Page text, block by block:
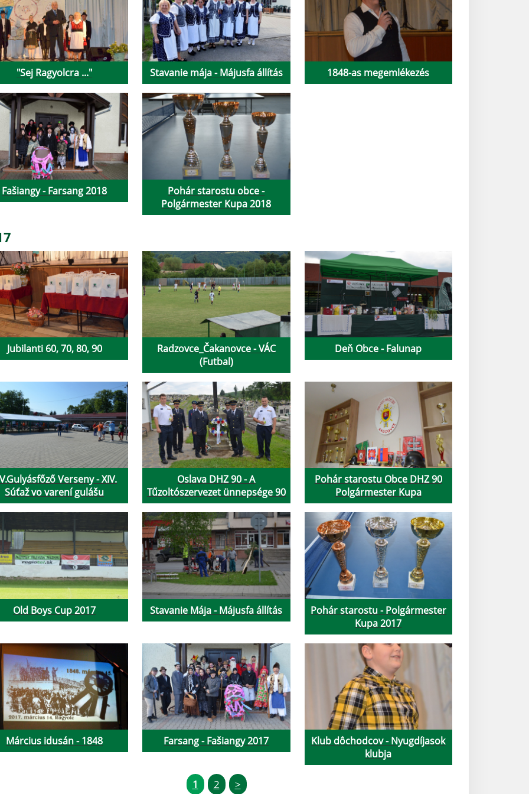
"Sej Ragyolcra ..." Stavanie mája - Májusfa állítás 1848-as megemlékezés
Fašiangy - Farsang 2018
Pohár starostu obce -
Polgármester Kupa 2018
Jubilanti 60, 70, 80, 90
Radzovce_Čakanovce - VÁC
(Futbal)
Deň Obce - Falunap
Verseny - XIV.
Súťaž vo varení gulášu
Oslava DHZ 90 - A
Tűzoltószervezet ünnepsége 90
Pohár starostu Obce DHZ 90
Polgármester Kupa
Old Boys Cup 2017 Stavanie Mája - Májusfa állítás
Pohár starostu - Polgármester
Kupa 2017
Március idusán - 1848 Farsang - Fašiangy 2017
Klub dôchodcov - Nyugdíjasok
klubja
1 2 >